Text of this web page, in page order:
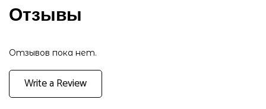
Отзывы
Отзывов пока нет.
Write a Review